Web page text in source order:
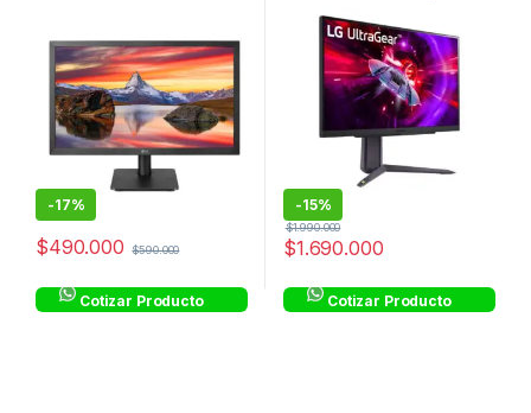
-17%
$490.000 $590.000
Cotizar Producto
sRGB99%
-15%
$1.690.000
$1.990.000
Cotizar Producto